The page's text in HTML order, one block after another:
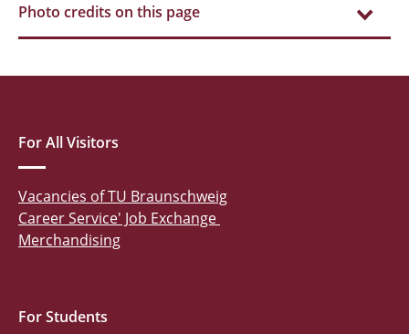
Photo credits on this page
For All Visitors
Vacancies of TU Braunschweig
Career Service' Job Exchange
Merchandising
For Students